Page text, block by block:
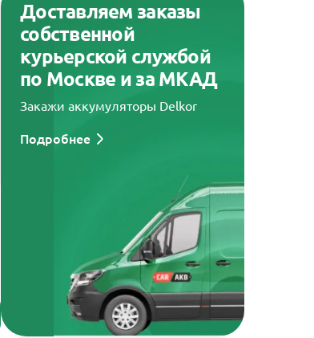
Доставляем заказы
собственной
курьерской службой
по Москве и за МКАД
Закажи аккумуляторы Delkor
Подробнее